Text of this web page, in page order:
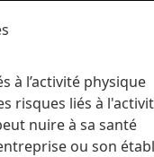
à l’activité physique
risques liés à
nuire à sa santé
ou son